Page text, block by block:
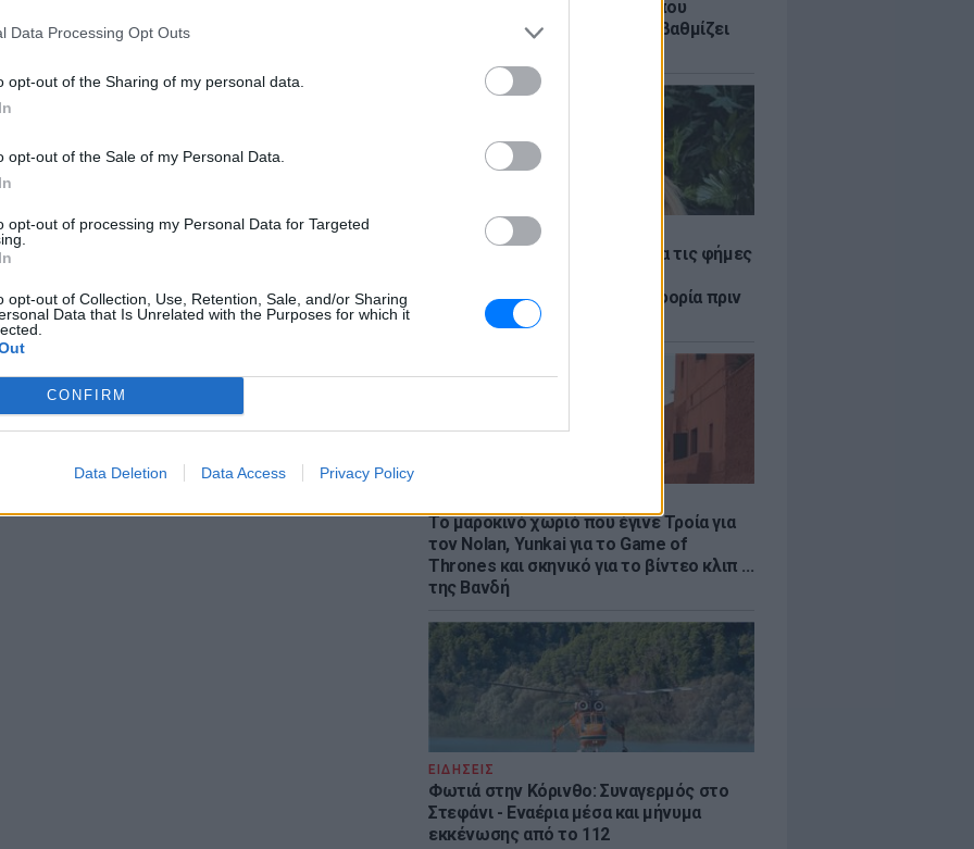
Data Processing Opt Outs
opt-out of the Sharing of my personal data.
opt-out of the Sale of my Personal Data.
opt-out of processing my Personal Data for Targeted
opt-out of Collection, Use, Retention, Sale, and/or Sharing
Data that Is Unrelated with the Purposes for which it
CONFIRM
Data Deletion Data Access Privacy Policy
Θερμοπλαστική: Καινοτομία που
εξοικονομεί ενέργεια και αναβαθμίζει
LIFESTYLE
Η Ελένη Βουλγαράκη ξεσπά για τις φήμες
«Διασταυρώστε καμία πληροφορία πριν
εκτοξεύσετε τη βλακεία σας»
Το μαροκινό χωριό που έγινε Τροία για
τον Nolan, Yunkai για το Game of
Thrones και σκηνικό για το βίντεο κλιπ ...
της Βανδή
ΕΙΔΗΣΕΙΣ
Φωτιά στην Κόρινθο: Συναγερμός στο
Στεφάνι - Εναέρια μέσα και μήνυμα
εκκένωσης από το 112
επιπλέον οκτώ χωριά:
Πεύκα, ΑετοχώρικαιΆνθεια.
σημειώθηκαν κατά την πρώτη ημέρα της
στα
χιλιάδες καμένες εκτάσεις, σπίτια και
ΔΙΑΦΗΜΙΣΗ